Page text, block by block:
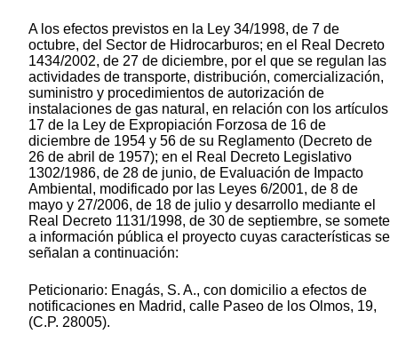
A los efectos previstos en la Ley 34/1998, de 7 de
octubre, del Sector de Hidrocarburos; en el Real Decreto
1434/2002, de 27 de diciembre, por el que se regulan las
actividades de transporte, distribución, comercialización,
suministro y procedimientos de autorización de
instalaciones de gas natural, en relación con los artículos
17 de la Ley de Expropiación Forzosa de 16 de
diciembre de 1954 y 56 de su Reglamento (Decreto de
26 de abril de 1957); en el Real Decreto Legislativo
1302/1986, de 28 de junio, de Evaluación de Impacto
Ambiental, modificado por las Leyes 6/2001, de 8 de
mayo y 27/2006, de 18 de julio y desarrollo mediante el
Real Decreto 1131/1998, de 30 de septiembre, se somete
a información pública el proyecto cuyas características se
señalan a continuación:
Peticionario: Enagás, S. A., con domicilio a efectos de
notificaciones en Madrid, calle Paseo de los Olmos, 19,
(C.P. 28005).